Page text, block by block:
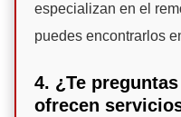
especializan en el
puedes encontrarlos
4. ¿Te
ofrecen